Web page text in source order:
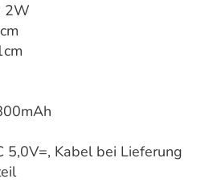
2W
5,0V=, Kabel bei Lieferung